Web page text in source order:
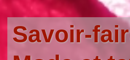
Savoir-